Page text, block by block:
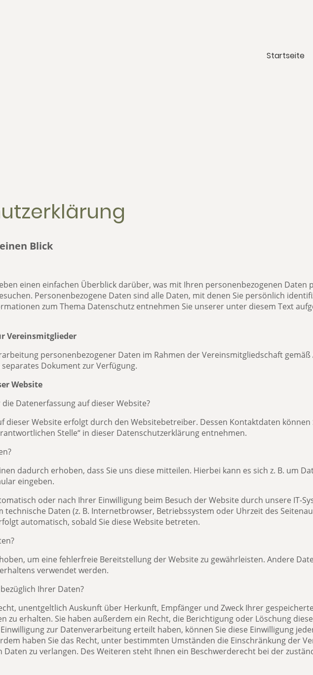
Startseite
Blick
einen einfachen Überblick darüber, was mit Ihren personenbezogenen Daten
Personenbezogene Daten sind alle Daten, mit denen Sie persönlich
zum Thema Datenschutz entnehmen Sie unserer unter diesem Text
Vereinsmitglieder
personenbezogener Daten im Rahmen der Vereinsmitgliedschaft gemäß
separates Dokument zur Verfügung.
Website
Datenerfassung auf dieser Website?
dieser Website erfolgt durch den Websitebetreiber. Dessen Kontaktdaten können
Stelle“ in dieser Datenschutzerklärung entnehmen.
dadurch erhoben, dass Sie uns diese mitteilen. Hierbei kann es sich z. B. um
eingeben.
oder nach Ihrer Einwilligung beim Besuch der Website durch unsere IT-
technische Daten (z. B. Internetbrowser, Betriebssystem oder Uhrzeit des
automatisch, sobald Sie diese Website betreten.
um eine fehlerfreie Bereitstellung der Website zu gewährleisten. Andere
verwendet werden.
Ihrer Daten?
unentgeltlich Auskunft über Herkunft, Empfänger und Zweck Ihrer
zu erhalten. Sie haben außerdem ein Recht, die Berichtigung oder Löschung
zur Datenverarbeitung erteilt haben, können Sie diese Einwilligung
haben Sie das Recht, unter bestimmten Umständen die Einschränkung der
zu verlangen. Des Weiteren steht Ihnen ein Beschwerderecht bei der